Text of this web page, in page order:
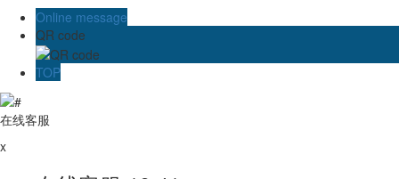
Online message
QR code
TOP
在线客服
x